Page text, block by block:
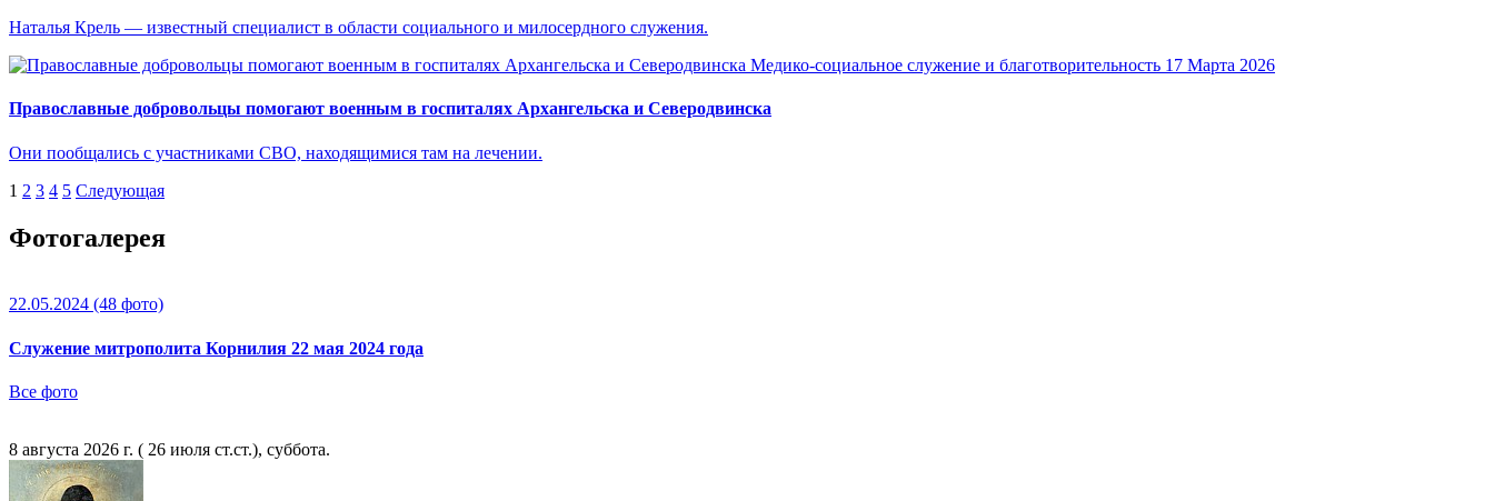
Наталья Крель — известный специалист в области социального и милосердного служения.
Медико-социальное служение и благотворительность 17 Марта 2026
Православные добровольцы помогают военным в госпиталях Архангельска и Северодвинска
Они пообщались с участниками СВО, находящимися там на лечении.
1 2 3 4 5 Следующая
Фотогалерея
22.05.2024 (48 фото)
Служение митрополита Корнилия 22 мая 2024 года
Все фото
8 августа 2026 г. ( 26 июля ст.ст.), суббота.